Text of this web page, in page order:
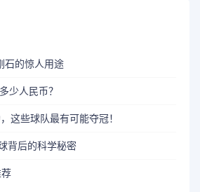
石的惊人用途
少人民币？
这些球队最有可能夺冠！
背后的科学秘密